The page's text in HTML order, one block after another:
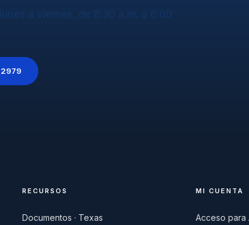
a viernes, de 8:30 a.m. a 6:00
RECURSOS
Documentos · Texas
MI CUENTA
Acceso para